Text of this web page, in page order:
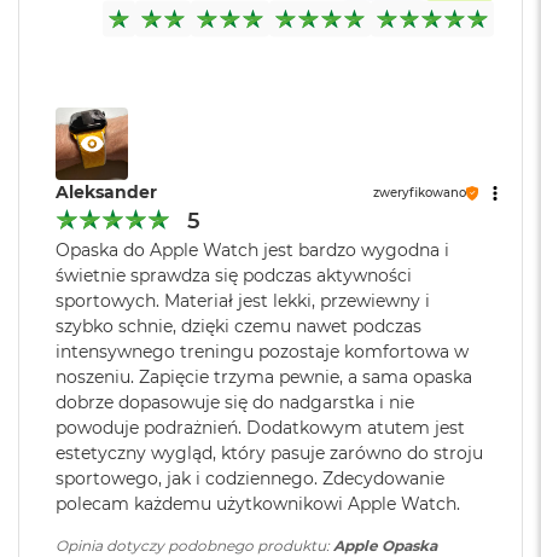
o
k
A
i
5
W
e
ł
u
g
k
o
l
o
r
u
Aleksander zweryfikowano
5
Opaska do Apple Watch jest bardzo wygodna i
świetnie sprawdza się podczas aktywności
sportowych. Materiał jest lekki, przewiewny i
szybko schnie, dzięki czemu nawet podczas
intensywnego treningu pozostaje komfortowa w
noszeniu. Zapięcie trzyma pewnie, a sama opaska
dobrze dopasowuje się do nadgarstka i nie
powoduje podrażnień. Dodatkowym atutem jest
estetyczny wygląd, który pasuje zarówno do stroju
sportowego, jak i codziennego. Zdecydowanie
polecam każdemu użytkownikowi Apple Watch.
Opinia dotyczy podobnego produktu:Apple Opaska